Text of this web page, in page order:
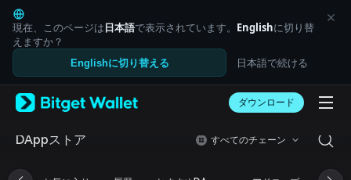
English
日本語
Tiếng Việt
Русский
Español (Latinoamérica)
Italiano
Deutsch
繁體中文
現在、このページは日本語で表示されています。 Englishに切り替
えますか？
Englishに切り替える 日本語で続ける
ダウンロード
DAppストア すべてのチェーン